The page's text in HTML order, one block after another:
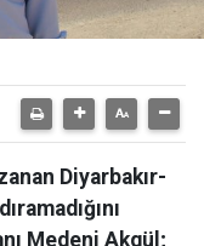
Diyarbakır-
Medeni Akgül;